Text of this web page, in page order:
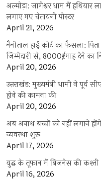
अल्मोड़ा: जागेश्वर धाम में
लगाए गए चेतावनी पोस्टर
April 21, 2026
नैनीताल हाई कोर्ट का फैसला:
जिम्मेदारी से, 8000₹/माह देने का
April 20, 2026
उत्तराखंड: मुख्यमंत्री धामी ने पूर्व
होने की कामना की
April 20, 2026
अब अनाथ बच्चों को नहीं लगाने
व्यवस्था शुरू
April 17, 2026
युद्ध के तूफान में बिजनेस की कश्ती
April 16, 2026